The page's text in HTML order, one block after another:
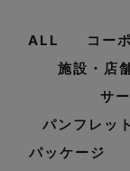
ALL コー
施設・店
サ
パンフレッ
パッケージ